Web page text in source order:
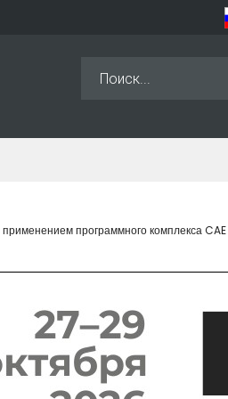
программного комплекса